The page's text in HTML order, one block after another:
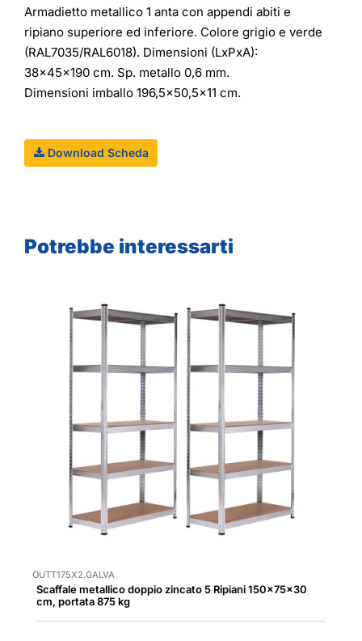
Armadietto metallico 1 anta con appendi abiti e
ripiano superiore ed inferiore. Colore grigio e verde
(RAL7035/RAL6018). Dimensioni (LxPxA):
38x45x190 cm. Sp. metallo 0,6 mm.
Dimensioni imballo 196,5x50,5x11 cm.
Download Scheda
Potrebbe interessarti
OUTT175X2.GALVA
Scaffale metallico doppio zincato 5 Ripiani 150x75x30
cm, portata 875 kg